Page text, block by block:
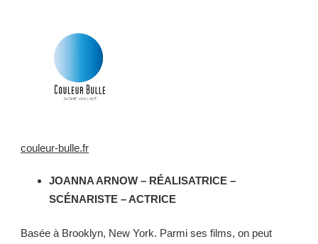
couleur-bulle.fr
JOANNA ARNOW – RÉALISATRICE –
SCÉNARISTE – ACTRICE
Basée à Brooklyn, New York. Parmi ses films, on peut